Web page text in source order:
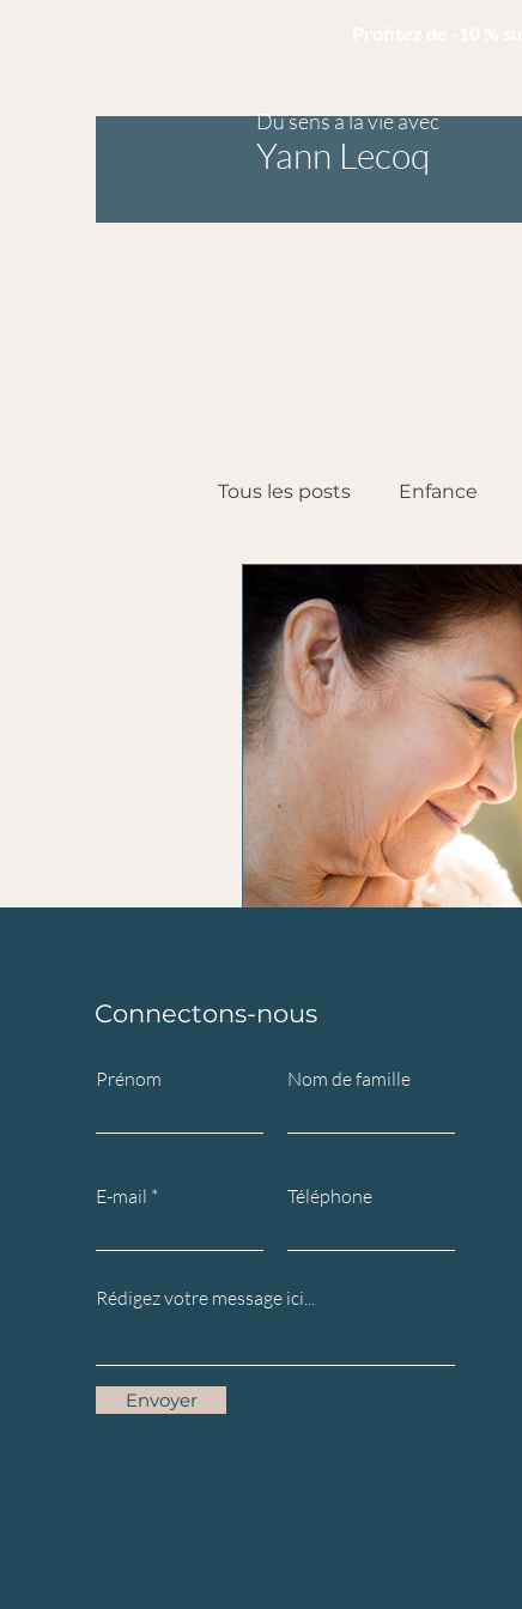
Du sens à la vie avec
Yann Lecoq
Tous les posts Enfance
L'horoscope du coach
Connectons-nous
Prénom Nom de famille
E-mail Téléphone
Envoyer